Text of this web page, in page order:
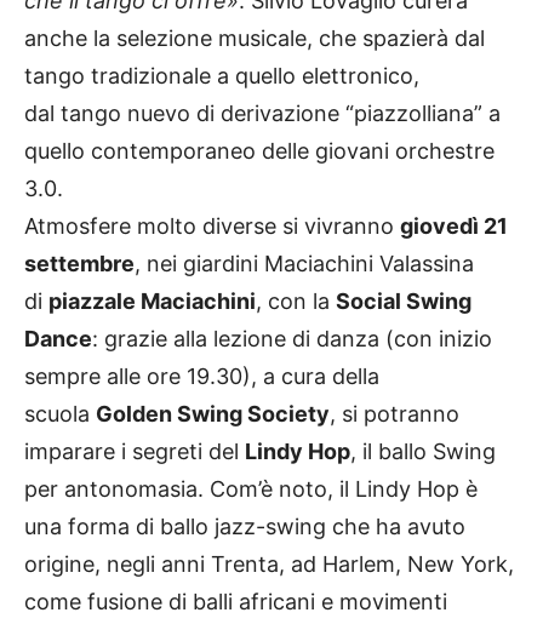
anche la selezione musicale, che spazierà dal
tango tradizionale a quello elettronico,
dal tango nuevo di derivazione “piazzolliana” a
quello contemporaneo delle giovani orchestre
3.0.
Atmosfere molto diverse si vivranno giovedì 21
settembre, nei giardini Maciachini Valassina
di piazzale Maciachini, con la Social Swing
Dance: grazie alla lezione di danza (con inizio
sempre alle ore 19.30), a cura della
scuola Golden Swing Society, si potranno
imparare i segreti del Lindy Hop, il ballo Swing
per antonomasia. Com’è noto, il Lindy Hop è
una forma di ballo jazz-swing che ha avuto
origine, negli anni Trenta, ad Harlem, New York,
come fusione di balli africani e movimenti